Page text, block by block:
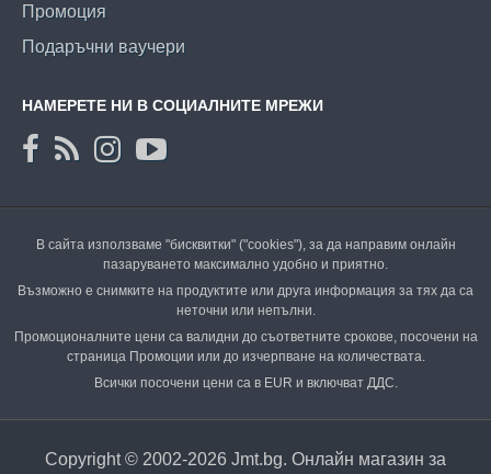
Промоция
Подаръчни ваучери
НАМЕРЕТЕ НИ В СОЦИАЛНИТЕ МРЕЖИ
В сайта използваме "бисквитки" ("cookies"), за да направим онлайн
пазаруването максимално удобно и приятно.
Възможно е снимките на продуктите или друга информация за тях да са
неточни или непълни.
Промоционалните цени са валидни до съответните срокове, посочени на
страница Промоции или до изчерпване на количествата.
Всички посочени цени са в EUR и включват ДДС.
Copyright © 2002-2026 Jmt.bg. Онлайн магазин за